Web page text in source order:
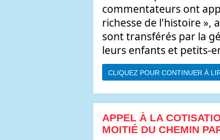
commentateurs ont
richesse de l'histoire »,
sont transférés par la
leurs enfants et petits-
CLIQUEZ POUR CONTINUER À
APPEL À LA
MOITIÉ DU CHEMIN